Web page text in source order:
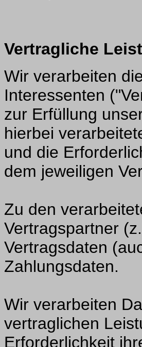
Vertragliche
Wir verarbeiten
Interessenten
zur Erfüllung
hierbei
und die
dem jeweiligen
Zu den
Vertragspartner
Vertragsdaten
Zahlungsdaten.
Wir verarbeiten
vertraglichen
Erforderlichkeit